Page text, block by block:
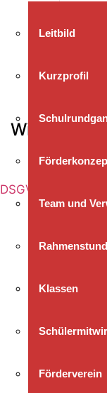
Leitbild
Kurzprofil
Team und
Klassen
Förderverein
Wichtige
DSGVO Cookie